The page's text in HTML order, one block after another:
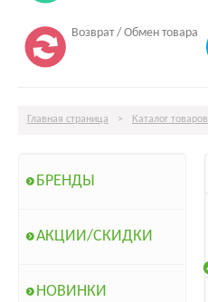
Возврат / Обмен товара
Главная страница > Каталог товаров
БРЕНДЫ
АКЦИИ/СКИДКИ
НОВИНКИ